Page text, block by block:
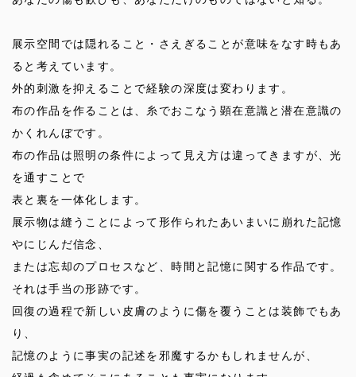
展示空間では隠れること・さえぎることが意味をなす時もあ
ると考えています。
外的刺激を抑えることで経験の深度は変わります。
布の作品を作ることは、糸でおこなう顕在意識と潜在意識の
かくれんぼです。
布の作品は照明の条件によって見え方は違ってきますが、光
を通すことで
表と裏を一体化します。
展示物は縫うことによって形作られたあいまいに崩れた記憶
やにじんだ信念、
または忘却のプロセスなど、時間と記憶に関する作品です。
それは手当の形跡です。
回復の過程で新しい皮膚のように傷を覆うことは装飾でもあ
り、
記憶のように事実の記述を邪魔するかもしれませんが、